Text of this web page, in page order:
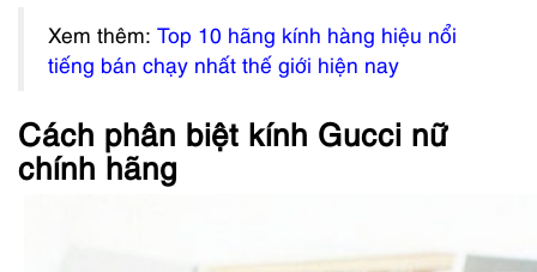
Xem thêm: Top 10 hãng kính hàng hiệu nổi
tiếng bán chạy nhất thế giới hiện nay
Cách phân biệt kính Gucci nữ
chính hãng